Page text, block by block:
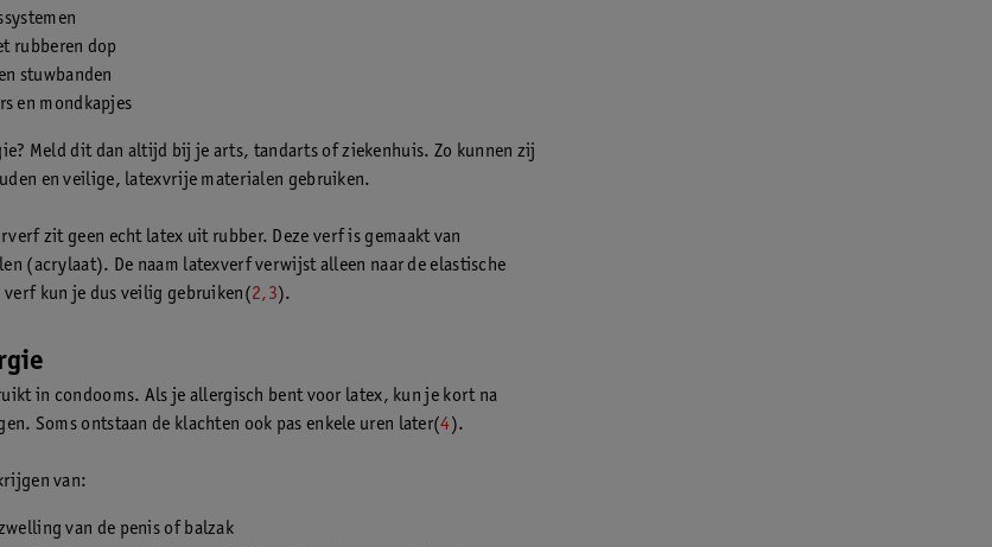
rubberen dop
stuwbanden
en mondkapjes
Meld dit dan altijd bij je arts, tandarts of ziekenhuis. Zo kunnen zij
en veilige, latexvrije materialen gebruiken.
zit geen echt latex uit rubber. Deze verf is gemaakt van
(acrylaat). De naam latexverf verwijst alleen naar de elastische
verf kun je dus veilig gebruiken(2,3).
in condooms. Als je allergisch bent voor latex, kun je kort na
Soms ontstaan de klachten ook pas enkele uren later(4).
van:
van de penis of balzak